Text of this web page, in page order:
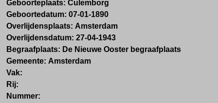
Geboorteplaats: Culemborg
Geboortedatum: 07-01-1890
Overlijdensplaats: Amsterdam
Overlijdensdatum: 27-04-1943
Begraafplaats: De Nieuwe Ooster begraafplaats
Gemeente: Amsterdam
Vak:
Rij:
Nummer: